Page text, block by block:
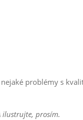
problémy s
ilustrujte, prosím.